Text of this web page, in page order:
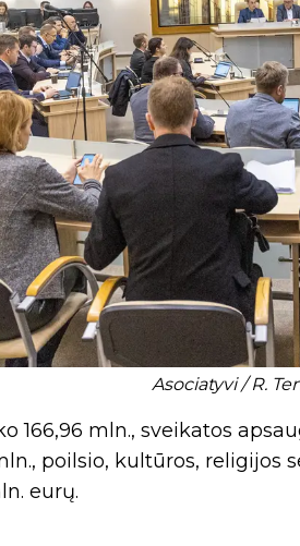
Asociatyvi / R.
166,96 mln., sveikatos
poilsio, kultūros, religijos
eurų.